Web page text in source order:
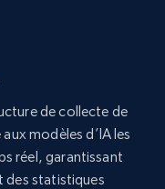
Initial
count, and
de collecte de
modèles d’IA les
réel, garantissant
des statistiques